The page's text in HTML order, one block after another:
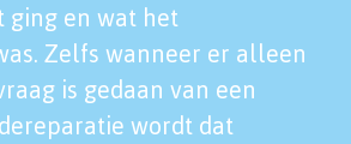
ging en wat het
Zelfs wanneer er alleen
is gedaan van een
wordt dat